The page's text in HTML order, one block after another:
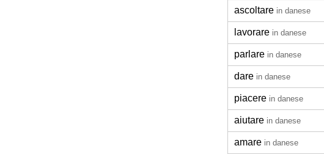
ascoltare in danese
lavorare in danese
parlare in danese
dare in danese
piacere in danese
aiutare in danese
amare in danese